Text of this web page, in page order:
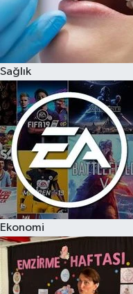
Sağlık
Ekonomi